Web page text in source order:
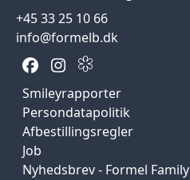
+45 33 25 10 66
info@formelb.dk
Smileyrapporter
Persondatapolitik
Afbestillingsregler
Job
Nyhedsbrev - Formel Family